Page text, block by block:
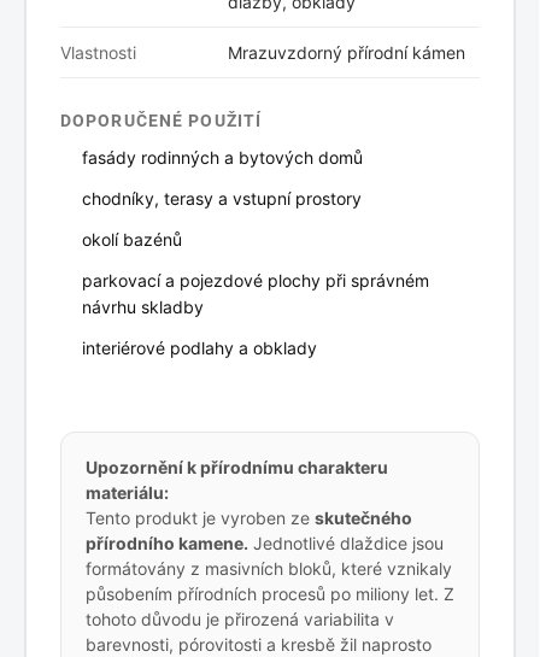
Vlastnosti Mrazuvzdorný přírodní kámen
DOPORUČENÉ POUŽITÍ
fasády rodinných a bytových domů
chodníky, terasy a vstupní prostory
okolí bazénů
parkovací a pojezdové plochy při správném
návrhu skladby
interiérové podlahy a obklady
Upozornění k přírodnímu charakteru
materiálu:
Tento produkt je vyroben ze skutečného
přírodního kamene. Jednotlivé dlaždice jsou
formátovány z masivních bloků, které vznikaly
působením přírodních procesů po miliony let. Z
tohoto důvodu je přirozená variabilita v
barevnosti, pórovitosti a kresbě žil naprosto